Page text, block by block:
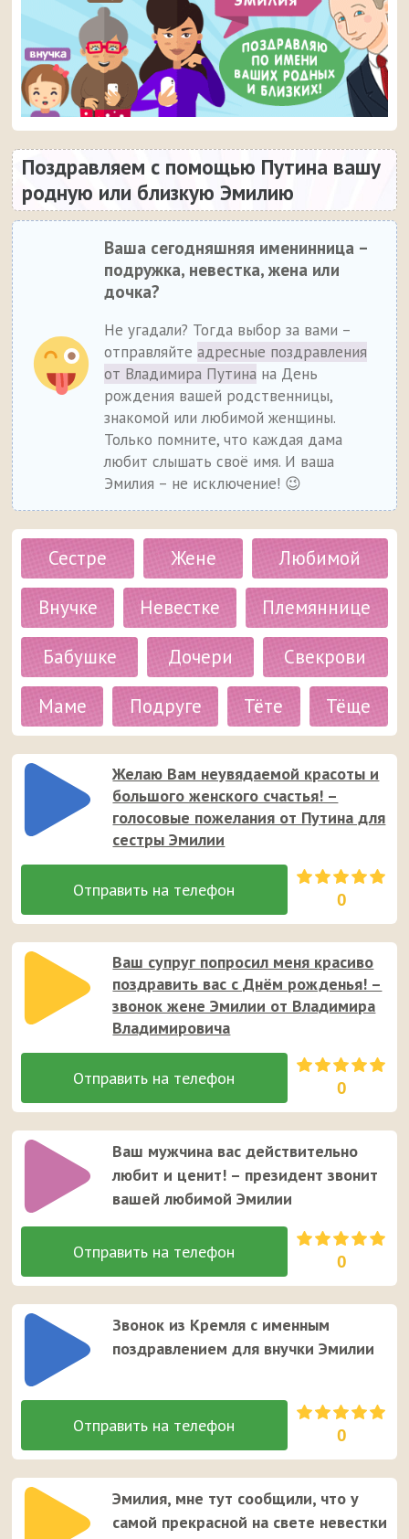
Поздравляем с помощью Путина вашу
родную или близкую Эмилию
Ваша сегодняшняя именинница –
подружка, невестка, жена или
дочка?
Не угадали? Тогда выбор за вами –
отправляйтеадресные поздравления
от Владимира Путина на День
рождения вашей родственницы,
знакомой или любимой женщины.
Только помните, что каждая дама
любит слышать своё имя. И ваша
Эмилия – не исключение! 😉
Сестре Жене
Любимой
Внучке
Невестке
Племяннице
Бабушке
Дочери
Свекрови
Маме
Подруге Тёте Тёще
Желаю Вам неувядаемой красоты и
большого женского счастья! –
голосовые пожелания от Путина для
сестры Эмилии
0
Ваш супруг попросил меня красиво
поздравить вас с Днём рожденья! –
звонок жене Эмилии от Владимира
Владимировича
0
Ваш мужчина вас действительно
любит и ценит! – президент звонит
вашей любимой Эмилии
0
Звонок из Кремля с именным
поздравлением для внучки Эмилии
0
Эмилия, мне тут сообщили, что у
самой прекрасной на свете невестки